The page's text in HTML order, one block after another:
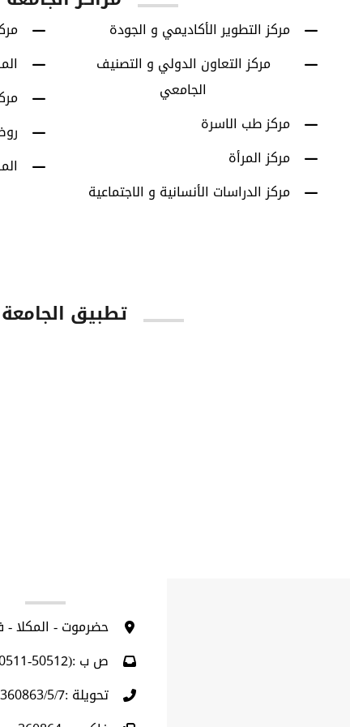
مركز التطوير الأكاديمي و الجودة
مركز التعاون الدولي و التصنيف
الجامعي
مركز طب الاسرة
مركز المرأة
مركز الدراسات الأنسانية و الاجتماعية
تطبيق الجامعة
حضرموت - المكلا -
ص ب :(50512-50511)
تحويلة :360863/5/7 (009675)